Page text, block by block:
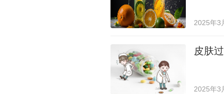
2025年3
皮肤
2025年3